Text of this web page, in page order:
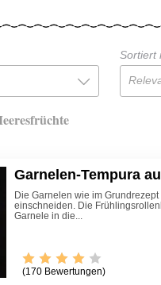
Sortiert
Garnelen-Tempura
Die Garnelen wie im
einschneiden. Die
Garnele in die...
(170 Bewertungen)